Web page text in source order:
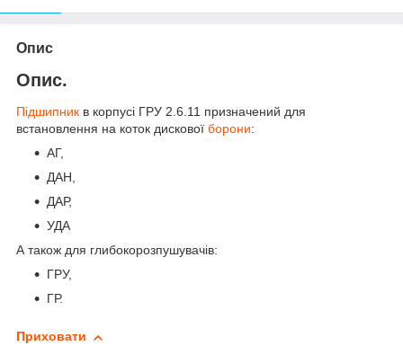
Опис
Опис.
Підшипник в корпусі ГРУ 2.6.11 призначений для
встановлення на коток дискової борони:
АГ,
ДАН,
ДАР,
УДА
А також для глибокорозпушувачів:
ГРУ,
ГР.
Приховати